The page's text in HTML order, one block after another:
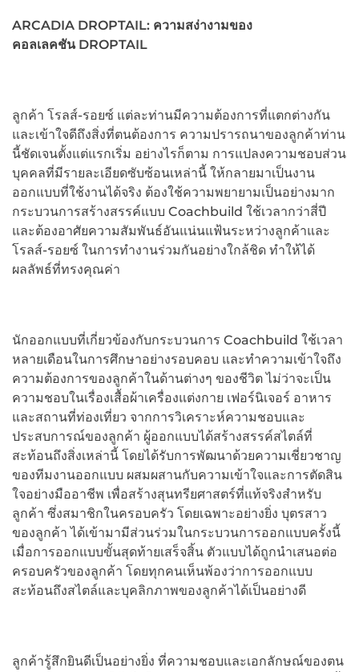
ARCADIA DROPTAIL: ความสง่างามของ
คอลเลคชัน DROPTAIL
ลูกค้า โรลส์-รอยซ์ แต่ละท่านมีความต้องการที่แตกต่างกัน
และเข้าใจดีถึงสิ่งที่ตนต้องการ ความปรารถนาของลูกค้าท่าน
นี้ชัดเจนตั้งแต่แรกเริ่ม อย่างไรก็ตาม การแปลงความชอบส่วน
บุคคลที่มีรายละเอียดซับซ้อนเหล่านี้ ให้กลายมาเป็นงาน
ออกแบบที่ใช้งานได้จริง ต้องใช้ความพยายามเป็นอย่างมาก
กระบวนการสร้างสรรค์แบบ Coachbuild ใช้เวลากว่าสี่ปี
และต้องอาศัยความสัมพันธ์อันแน่นแฟ้นระหว่างลูกค้าและ
โรลส์-รอยซ์ ในการทำงานร่วมกันอย่างใกล้ชิด ทำให้ได้
ผลลัพธ์ที่ทรงคุณค่า
นักออกแบบที่เกี่ยวข้องกับกระบวนการ Coachbuild ใช้เวลา
หลายเดือนในการศึกษาอย่างรอบคอบ และทำความเข้าใจถึง
ความต้องการของลูกค้าในด้านต่างๆ ของชีวิต ไม่ว่าจะเป็น
ความชอบในเรื่องเสื้อผ้าเครื่องแต่งกาย เฟอร์นิเจอร์ อาหาร
และสถานที่ท่องเที่ยว จากการวิเคราะห์ความชอบและ
ประสบการณ์ของลูกค้า ผู้ออกแบบได้สร้างสรรค์สไตล์ที่
สะท้อนถึงสิ่งเหล่านี้ โดยได้รับการพัฒนาด้วยความเชี่ยวชาญ
ของทีมงานออกแบบ ผสมผสานกับความเข้าใจและการตัดสิน
ใจอย่างมืออาชีพ เพื่อสร้างสุนทรียศาสตร์ที่แท้จริงสำหรับ
ลูกค้า ซึ่งสมาชิกในครอบครัว โดยเฉพาะอย่างยิ่ง บุตรสาว
ของลูกค้า ได้เข้ามามีส่วนร่วมในกระบวนการออกแบบครั้งนี้
เมื่อการออกแบบขั้นสุดท้ายเสร็จสิ้น ตัวแบบได้ถูกนำเสนอต่อ
ครอบครัวของลูกค้า โดยทุกคนเห็นพ้องว่าการออกแบบ
สะท้อนถึงสไตล์และบุคลิกภาพของลูกค้าได้เป็นอย่างดี
ลูกค้ารู้สึกยินดีเป็นอย่างยิ่ง ที่ความชอบและเอกลักษณ์ของตน